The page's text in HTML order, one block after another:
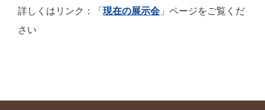
詳しくはリンク：「 現在の展示会」ページをご覧くだ
さい